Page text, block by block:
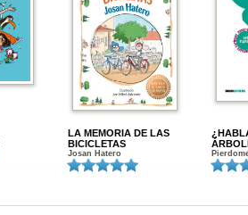
LA MEMORIA DE LAS
BICICLETAS
Josan Hatero